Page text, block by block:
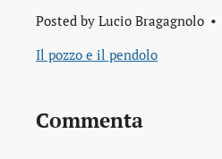
Posted by Lucio Bragagnolo
Il pozzo e il pendolo
Commenta